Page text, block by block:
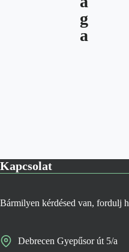
Kapcsolat
Bármilyen kérdésed van, fordulj
Debrecen Gyepűsor út 5/a